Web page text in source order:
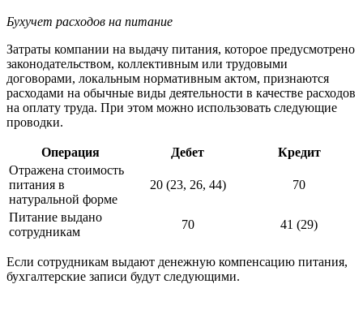
Бухучет расходов на питание
Затраты компании на выдачу питания, которое предусмотрено
законодательством, коллективным или трудовыми
договорами, локальным нормативным актом, признаются
расходами на обычные виды деятельности в качестве расходов
на оплату труда. При этом можно использовать следующие
проводки.
Операция Дебет
Кредит
Отражена стоимость
питания в
натуральной форме
20 (23, 26, 44) 70
Питание выдано
сотрудникам
70 41 (29)
Если сотрудникам выдают денежную компенсацию питания,
бухгалтерские записи будут следующими.